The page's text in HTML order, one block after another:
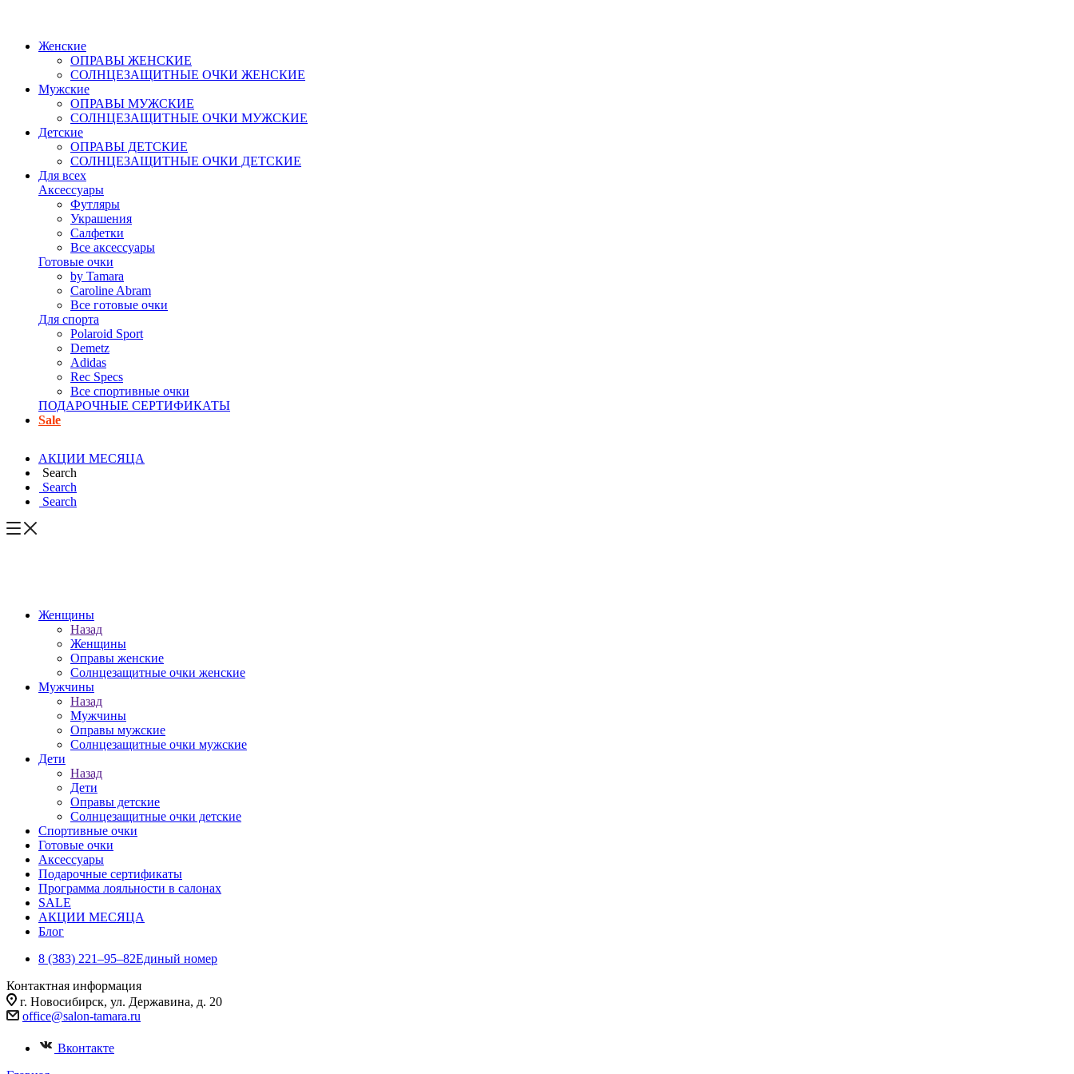
Женские
ОПРАВЫ ЖЕНСКИЕ
СОЛНЦЕЗАЩИТНЫЕ ОЧКИ ЖЕНСКИЕ
Мужские
ОПРАВЫ МУЖСКИЕ
СОЛНЦЕЗАЩИТНЫЕ ОЧКИ МУЖСКИЕ
Детские
ОПРАВЫ ДЕТСКИЕ
СОЛНЦЕЗАЩИТНЫЕ ОЧКИ ДЕТСКИЕ
Для всех
Аксессуары
Футляры
Украшения
Салфетки
Все аксессуары
Готовые очки
by Tamara
Caroline Abram
Все готовые очки
Для спорта
Polaroid Sport
Demetz
Adidas
Rec Specs
Все спортивные очки
ПОДАРОЧНЫЕ СЕРТИФИКАТЫ
Sale
АКЦИИ МЕСЯЦА
Search
Search
Search
Женщины
Назад
Женщины
Оправы женские
Солнцезащитные очки женские
Мужчины
Назад
Мужчины
Оправы мужские
Солнцезащитные очки мужские
Дети
Назад
Дети
Оправы детские
Солнцезащитные очки детские
Спортивные очки
Готовые очки
Аксессуары
Подарочные сертификаты
Программа лояльности в салонах
SALE
АКЦИИ МЕСЯЦА
Блог
8 (383) 221‒95‒82Единый номер
Контактная информация
г. Новосибирск, ул. Державина, д. 20
office@salon-tamara.ru
Вконтакте